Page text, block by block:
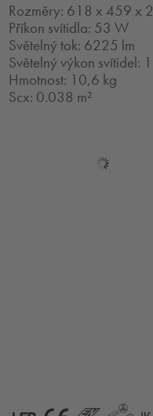
Rozměry: 618 x 459 x
Příkon svítidla: 53 W
Světelný tok: 6225 lm
Světelný výkon svítidel:
Hmotnost: 10,6 kg
Scx: 0.038 m²